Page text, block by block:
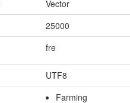
Vector
25000
fre
UTF8
Farming